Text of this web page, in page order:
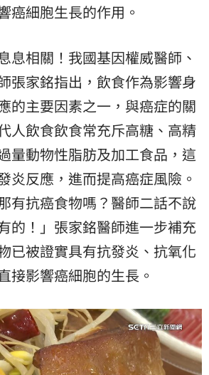
癌細胞生長的作用。
息相關！我國基因權威醫師、
張家銘指出，飲食作為影響身
的主要因素之一，與癌症的關
人飲食飲食常充斥高糖、高精
量動物性脂肪及加工食品，這
炎反應，進而提高癌症風險。
有抗癌食物嗎？醫師二話不說
的！」張家銘醫師進一步補充
已被證實具有抗發炎、抗氧化
接影響癌細胞的生長。